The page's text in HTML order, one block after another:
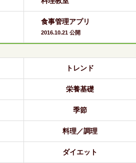
食事管理アプリ
2016.10.21 公開
トレンド
栄養基礎
季節
料理／調理
ダイエット